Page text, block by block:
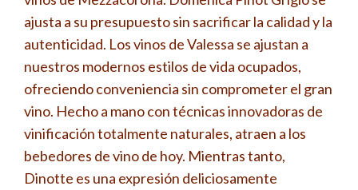
ajusta a su presupuesto sin sacrificar la calidad y la
autenticidad. Los vinos de Valessa se ajustan a
nuestros modernos estilos de vida ocupados,
ofreciendo conveniencia sin comprometer el gran
vino. Hecho a mano con técnicas innovadoras de
vinificación totalmente naturales, atraen a los
bebedores de vino de hoy. Mientras tanto,
Dinotte es una expresión deliciosamente